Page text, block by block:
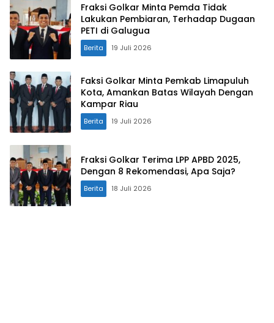
Fraksi Golkar Minta Pemda Tidak
Lakukan Pembiaran, Terhadap Dugaan
PETI di Galugua
Berita 19 Juli 2026
Faksi Golkar Minta Pemkab Limapuluh
Kota, Amankan Batas Wilayah Dengan
Kampar Riau
Berita 19 Juli 2026
Fraksi Golkar Terima LPP APBD 2025,
Dengan 8 Rekomendasi, Apa Saja?
Berita 18 Juli 2026